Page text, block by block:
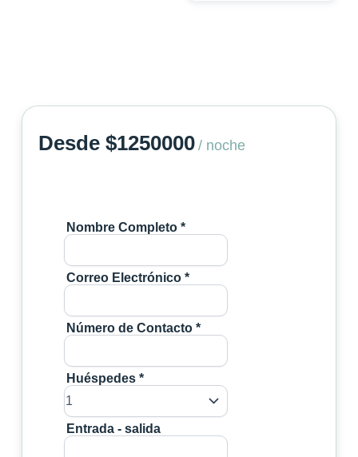
Desde $1250000 / noche
Nombre Completo *
Correo Electrónico *
Número de Contacto *
Huéspedes *
Entrada - salida